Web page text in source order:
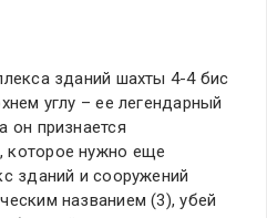
зданий шахты 4-4 бис
углу – ее легендарный
он признается
которое нужно еще
зданий и сооружений
названием (3), убей